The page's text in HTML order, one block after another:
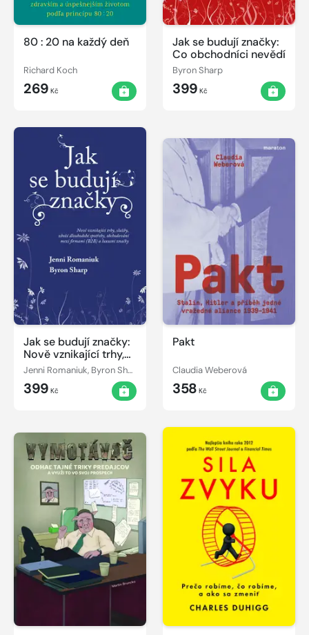
80 : 20 na každý deň
Richard Koch
269 Kč
Jak se budují značky:
Co obchodníci nevědí
Byron Sharp
399 Kč
Jak se budují značky:
Nově vznikající trhy,
služby, zboží
dlouhodobé spotřeby,
obchodování mezi
Jenni Romaniuk, Byron Sharp
399 Kč
Pakt
Claudia Weberová
358 Kč